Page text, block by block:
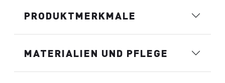
PRODUKTMERKMALE
MATERIALIEN UND PFLEGE